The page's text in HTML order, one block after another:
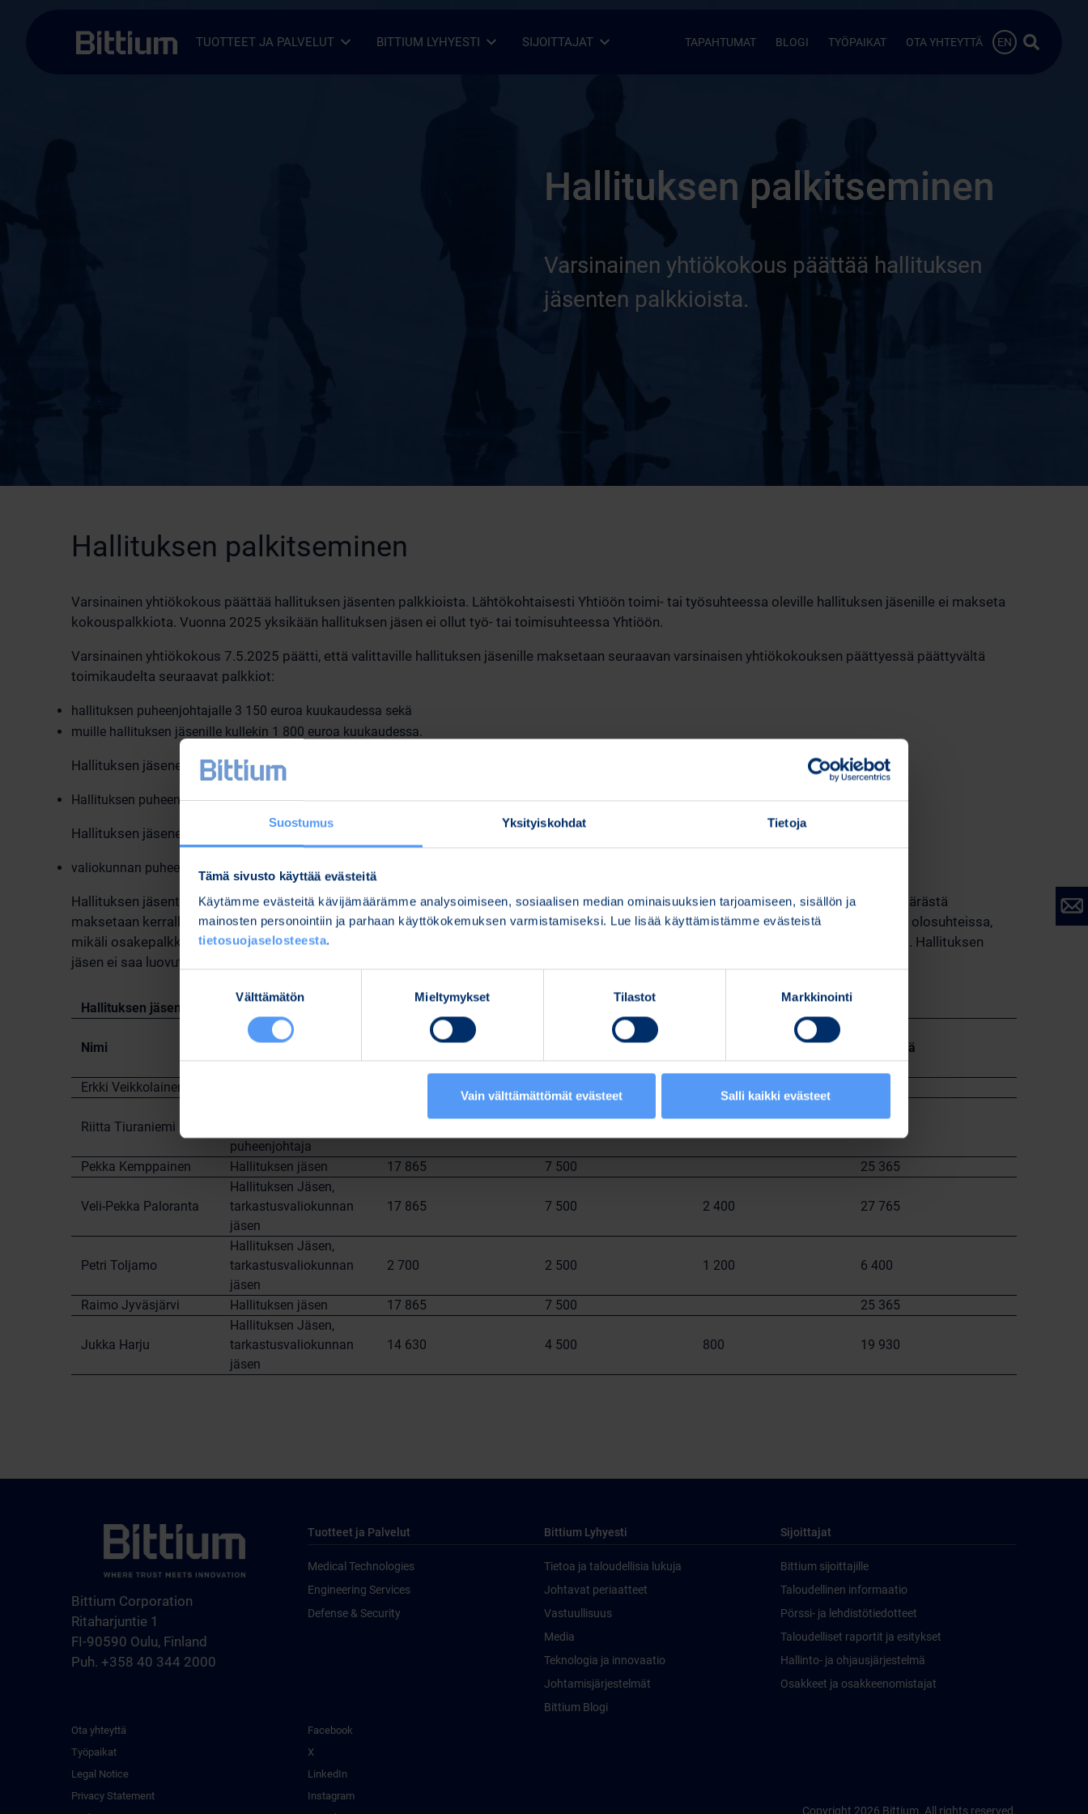
Suostumus Yksityiskohdat Tietoja
Tämä sivusto käyttää evästeitä
Käytämme evästeitä kävijämäärämme analysoimiseen, sosiaalisen median ominaisuuksien tarjoamiseen, sisällön ja
mainosten personointiin ja parhaan käyttökokemuksen varmistamiseksi. Lue lisää käyttämistämme evästeistä
tietosuojaselosteesta.
Välttämätön Mieltymykset Tilastot Markkinointi
Vain välttämättömät evästeet Salli kaikki evästeet
TUOTTEET JA PALVELUT BITTIUM LYHYESTI SIJOITTAJAT TAPAHTUMAT BLOGI TYÖPAIKAT OTA YHTEYTTÄ EN Hae…
Hallituksen palkitseminen
Varsinainen yhtiökokous päättää hallituksen
jäsenten palkkioista.
Hallituksen palkitseminen
Varsinainen yhtiökokous päättää hallituksen jäsenten palkkioista. Lähtökohtaisesti Yhtiöön toimi- tai työsuhteessa oleville hallituksen jäsenille ei makseta
kokouspalkkiota. Vuonna 2025 yksikään hallituksen jäsen ei ollut työ- tai toimisuhteessa Yhtiöön.
Varsinainen yhtiökokous 7.5.2025 päätti, että valittaville hallituksen jäsenille maksetaan seuraavan varsinaisen yhtiökokouksen päättyessä päättyvältä
toimikaudelta seuraavat palkkiot:
hallituksen puheenjohtajalle 3 150 euroa kuukaudessa sekä
muille hallituksen jäsenille kullekin 1 800 euroa kuukaudessa.
Hallituksen jäsenet ovat lisäksi oikeutettuja palkkioon osallistumisestaan hallituksen kokouksiin seuraavasti:
Hallituksen puheenjohtaja 875 euroa kokoukselta ja muut hallituksen jäsenet 500 euroa kokoukselta.
Hallituksen jäsenet ovat lisäksi oikeutettuja palkkioon osallistumisestaan hallituksen valiokuntien kokouksiin seuraavasti:
valiokunnan puheenjohtaja 600 euroa kokoukselta ja muut valiokunnan jäsenet 400 euroa kokoukselta.
Hallituksen jäsenten matkakulut korvataan yhtiön matkustussäännön mukaisesti. 50 % hallituksen jäsenten kuukausipalkkion kokonaismäärästä
maksetaan kerralla julkisessa kaupankäynnissä muodostuvaan hintaan hankittavina Bittium Oyj:n osakkeina tai osakeannilla tai erityisissä olosuhteissa,
mikäli osakepalkkiota ei jostain syystä voida maksaa, kokonaan rahana. Osakkeet hankitaan yhtiön laatiman hankintaohjelman mukaisesti. Hallituksen
jäsen ei saa luovuttaa palkkiona saatuja osakkeita ennen kuin hänen jäsenyytensä hallituksessa on päättynyt.
Hallituksen jäsenille maksetut palkkiot tilikaudella 2025, EUR
Nimi Asema
Kuukausipalkkiot
hallituksen jäsenille
Kokouspalkkiot
hallituksen kokouksista
tarkastusvaliokunnan
Yhteensä
Erkki Veikkolainen 13 125
Riitta Tiuraniemi
puheenjohtaja
Pekka Kemppainen Hallituksen jäsen 17 865 7 500 25 365
Veli-Pekka Paloranta
Hallituksen Jäsen,
tarkastusvaliokunnan
jäsen
17 865 7 500 2 400 27 765
Petri Toljamo
Hallituksen Jäsen,
tarkastusvaliokunnan
jäsen
2 700 2 500 1 200 6 400
Raimo Jyväsjärvi Hallituksen jäsen 17 865 7 500 25 365
Jukka Harju
Hallituksen Jäsen,
tarkastusvaliokunnan
jäsen
14 630 4 500 800 19 930
Bittium Corporation
Ritaharjuntie 1
FI-90590 Oulu, Finland
Puh. +358 40 344 2000
Tuotteet ja Palvelut
Medical Technologies
Engineering Services
Defense & Security
Bittium Lyhyesti
Tietoa ja taloudellisia lukuja
Johtavat periaatteet
Vastuullisuus
Media
Teknologia ja innovaatio
Johtamisjärjestelmät
Bittium Blogi
Sijoittajat
Bittium sijoittajille
Taloudellinen informaatio
Pörssi- ja lehdistötiedotteet
Taloudelliset raportit ja esitykset
Hallinto- ja ohjausjärjestelmä
Osakkeet ja osakkeenomistajat
Ota yhteyttä
Työpaikat
Legal Notice
Privacy Statement
Facebook
X
LinkedIn
Instagram
Copyright 2026 Bittium. All rights reserved.